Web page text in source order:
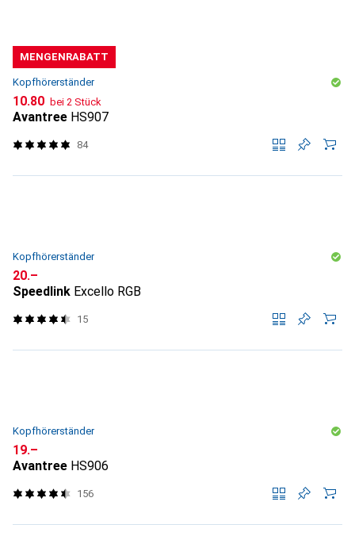
MENGENRABATT
Kopfhörerständer
CHF
10.80 bei 2 Stück
Avantree HS907
84
Kopfhörerständer
CHF
20.–
Speedlink Excello RGB
15
Kopfhörerständer
CHF
19.–
Avantree HS906
156